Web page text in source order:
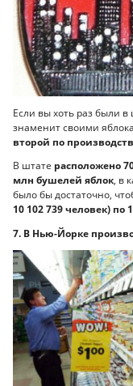
Если вы хоть раз были
знаменит своими
второй по
В штате расположено
млн бушелей яблок, в
было бы достаточно,
10 102 739 человек) по
7. В Нью-Йорке